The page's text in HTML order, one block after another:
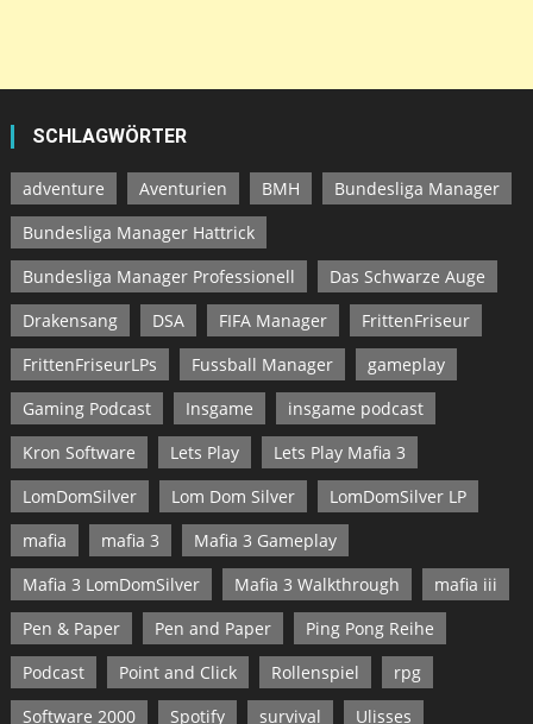
SCHLAGWÖRTER
adventure Aventurien BMH
Bundesliga Manager
Bundesliga Manager Hattrick
Bundesliga Manager Professionell
Das Schwarze Auge
Drakensang
DSA FIFA Manager
FrittenFriseur
FrittenFriseurLPs
Fussball Manager
gameplay
Gaming Podcast
Insgame
insgame podcast
Kron Software
Lets Play
Lets Play Mafia 3
LomDomSilver
Lom Dom Silver
LomDomSilver LP
mafia
mafia 3
Mafia 3 Gameplay
Mafia 3 LomDomSilver
Mafia 3 Walkthrough
mafia iii
Pen & Paper
Pen and Paper
Ping Pong Reihe
Podcast
Point and Click Rollenspiel
rpg
Software 2000
Spotify survival
Ulisses